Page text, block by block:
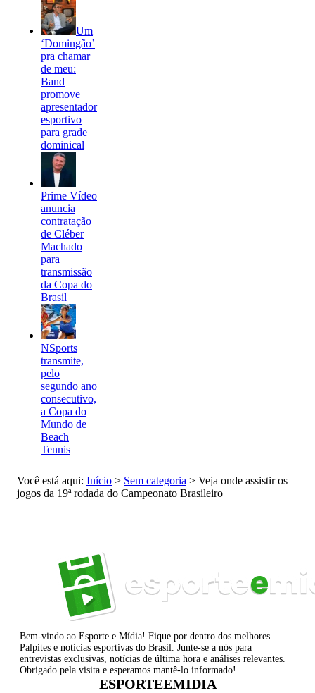
Um
‘Domingão’
pra chamar
de meu:
Band
promove
apresentador
esportivo
para grade
dominical
Prime Vídeo
anuncia
contratação
de Cléber
Machado
para
transmissão
da Copa do
Brasil
NSports
transmite,
pelo
segundo ano
consecutivo,
a Copa do
Mundo de
Beach
Tennis
Você está aqui: Início > Sem categoria > Veja onde assistir os
jogos da 19ª rodada do Campeonato Brasileiro
Bem-vindo ao Esporte e Mídia! Fique por dentro dos melhores
Palpites e notícias esportivas do Brasil. Junte-se a nós para
entrevistas exclusivas, notícias de última hora e análises relevantes.
Obrigado pela visita e esperamos mantê-lo informado!
ESPORTEEMIDIA